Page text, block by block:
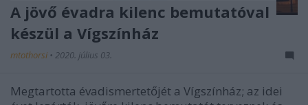
A jövő évadra kilenc bemutatóval
készül a Vígszínház
mtothorsi • 2020. július 03.
Megtartotta évadismertetőjét a Vígszínház; az idei